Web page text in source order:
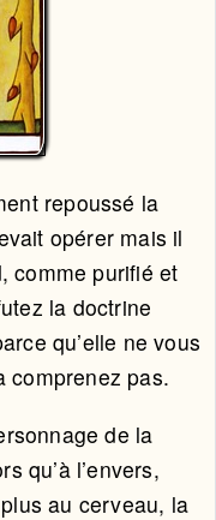
repoussé la
opérer mais il
comme purifié et
la doctrine
qu’elle ne vous
comprenez pas.
de la
qu’à l’envers,
au cerveau, la